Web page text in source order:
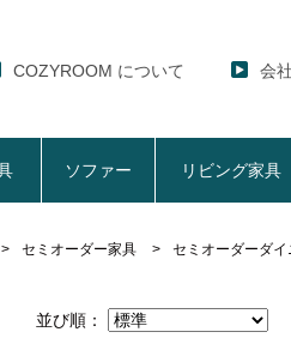
COZYROOM について 会
レンジラック
ぶ
ー収納家具
】&【LASCO】レンジ台
ソファー
選ぶ
リビング家具
具
耐震上置きラック
セット
セミオーダーダイニングテーブル
用
ズで選ぶ
買えない！COZY ROOM
隠してスッキリ収納
セミオーダー家具 セミオーダーダ
並び順：